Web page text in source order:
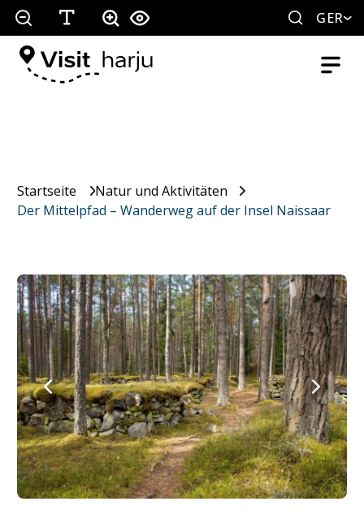
GER
Startseite
Natur und Aktivitäten
Der Mittelpfad – Wanderweg auf der Insel Naissaar